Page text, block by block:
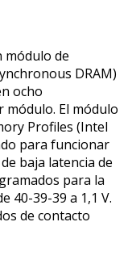
módulo de
DRAM)
ocho
módulo. El módulo
Profiles (Intel
para funcionar
baja latencia de
para la
40-39-39 a 1,1 V.
de contacto